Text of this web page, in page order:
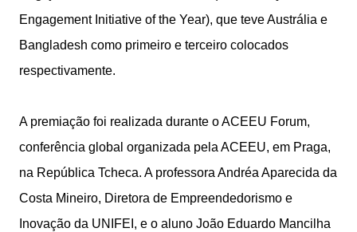
Engagement Initiative of the Year), que teve Austrália e
Bangladesh como primeiro e terceiro colocados
respectivamente.
A premiação foi realizada durante o ACEEU Forum,
conferência global organizada pela ACEEU, em Praga,
na República Tcheca. A professora Andréa Aparecida da
Costa Mineiro, Diretora de Empreendedorismo e
Inovação da UNIFEI, e o aluno João Eduardo Mancilha